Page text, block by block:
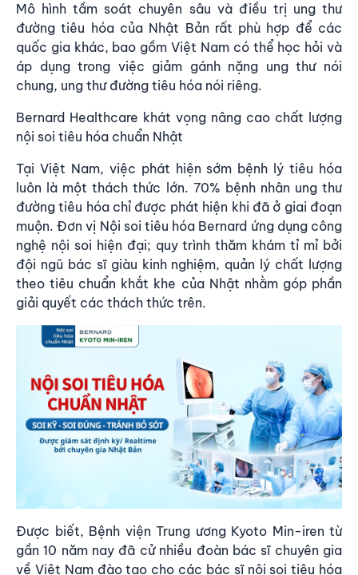
Mô hình tầm soát chuyên sâu và điều trị ung thư
đường tiêu hóa của Nhật Bản rất phù hợp để các
quốc gia khác, bao gồm Việt Nam có thể học hỏi và
áp dụng trong việc giảm gánh nặng ung thư nói
chung, ung thư đường tiêu hóa nói riêng.
Bernard Healthcare khát vọng nâng cao chất lượng
nội soi tiêu hóa chuẩn Nhật
Tại Việt Nam, việc phát hiện sớm bệnh lý tiêu hóa
luôn là một thách thức lớn. 70% bệnh nhân ung thư
đường tiêu hóa chỉ được phát hiện khi đã ở giai đoạn
muộn. Đơn vị Nội soi tiêu hóa Bernard ứng dụng công
nghệ nội soi hiện đại; quy trình thăm khám tỉ mỉ bởi
đội ngũ bác sĩ giàu kinh nghiệm, quản lý chất lượng
theo tiêu chuẩn khắt khe của Nhật nhằm góp phần
giải quyết các thách thức trên.
Được biết, Bệnh viện Trung ương Kyoto Min-iren từ
gần 10 năm nay đã cử nhiều đoàn bác sĩ chuyên gia
về Việt Nam đào tạo cho các bác sĩ nội soi tiêu hóa